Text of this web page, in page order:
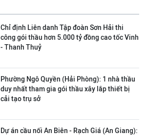
Chỉ định Liên danh Tập đoàn Sơn Hải thi
công gói thầu hơn 5.000 tỷ đồng cao tốc Vinh
- Thanh Thuỷ
Phường Ngô Quyền (Hải Phòng): 1 nhà thầu
duy nhất tham gia gói thầu xây lắp thiết bị
cải tạo trụ sở
Dự án cầu nối An Biên - Rạch Giá (An Giang):